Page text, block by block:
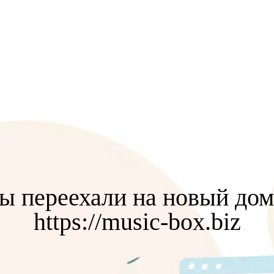
переехали на новый
https://music-box.biz